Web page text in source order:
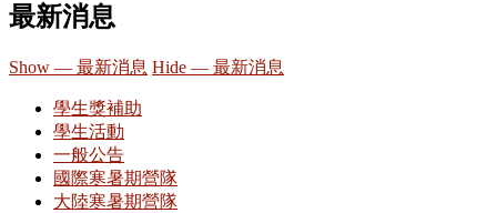
最新消息
Show — 最新消息 Hide — 最新消息
學生獎補助
學生活動
一般公告
國際寒暑期營隊
大陸寒暑期營隊